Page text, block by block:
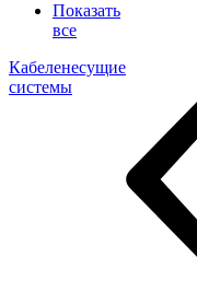
Показать
все
Кабеленесущие
системы